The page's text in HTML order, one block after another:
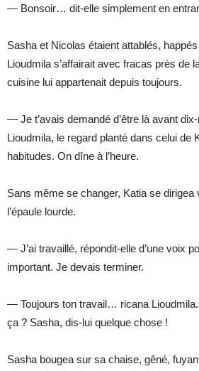
— Bonsoir… dit-elle simplement en
Sasha et Nicolas étaient attablés,
Lioudmila s’affairait avec fracas près de
cuisine lui appartenait depuis toujours.
— Je t’avais demandé d’être là avant
Lioudmila, le regard planté dans celui de
habitudes. On dîne à l’heure.
Sans même se changer, Katia se dirigea
l’épaule lourde.
— J’ai travaillé, répondit-elle d’une voix
important. Je devais terminer.
— Toujours ton travail… ricana
ça ? Sasha, dis-lui quelque chose !
Sasha bougea sur sa chaise, gêné,